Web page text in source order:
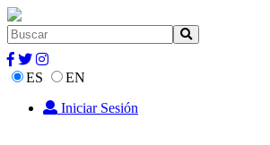
ES
EN
Iniciar Sesión